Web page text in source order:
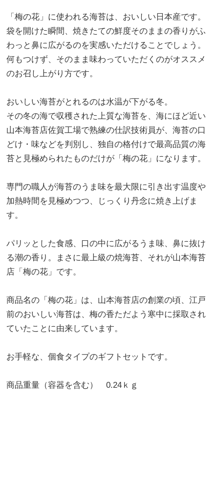
「梅の花」に使われる海苔は、おいしい日本産です。
袋を開けた瞬間、焼きたての鮮度そのままの香りがふ
わっと鼻に広がるのを実感いただけることでしょう。
何もつけず、そのまま味わっていただくのがオススメ
のお召し上がり方です。
おいしい海苔がとれるのは水温が下がる冬。
その冬の海で収穫された上質な海苔を、海にほど近い
山本海苔店佐賀工場で熟練の仕訳技術員が、海苔の口
どけ・味などを判別し、独自の格付けで最高品質の海
苔と見極められたものだけが「梅の花」になります。
専門の職人が海苔のうま味を最大限に引き出す温度や
加熱時間を見極めつつ、じっくり丹念に焼き上げま
す。
パリッとした食感、口の中に広がるうま味、鼻に抜け
る潮の香り。まさに最上級の焼海苔、それが山本海苔
店「梅の花」です。
商品名の「梅の花」は、山本海苔店の創業の頃、江戸
前のおいしい海苔は、梅の香ただよう寒中に採取され
ていたことに由来しています。
お手軽な、個食タイプのギフトセットです。
商品重量（容器を含む） 0.24ｋｇ